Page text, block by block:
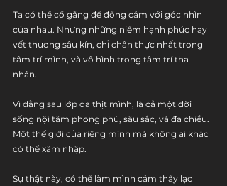
Ta có thể cố gắng để đồng cảm với góc nhìn
của nhau. Nhưng những niềm hạnh phúc hay
vết thương sâu kín, chỉ chân thực nhất trong
tâm trí mình, và vô hình trong tâm trí tha
nhân.
Vì đằng sau lớp da thịt mình, là cả một đời
sống nội tâm phong phú, sâu sắc, và đa chiều.
Một thế giới của riêng mình mà không ai khác
có thể xâm nhập.
Sự thật này, có thể làm mình cảm thấy lạc